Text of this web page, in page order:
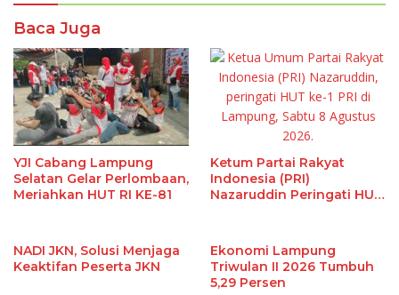
Baca Juga
YJI Cabang Lampung
Selatan Gelar Perlombaan,
Meriahkan HUT RI KE-81
Ketum Partai Rakyat
Indonesia (PRI)
Nazaruddin Peringati HUT
NADI JKN, Solusi Menjaga
Keaktifan Peserta JKN
Ekonomi Lampung
Triwulan II 2026 Tumbuh
5,29 Persen